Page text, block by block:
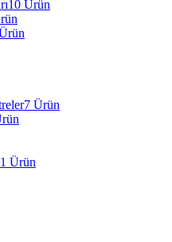
10 Ürün
7 Ürün
1 Ürün